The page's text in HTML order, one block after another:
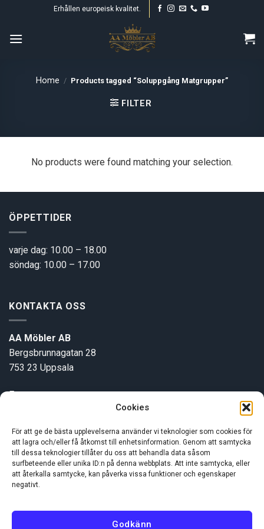
Cookies
För att ge de bästa upplevelserna använder vi teknologier som cookies för
att lagra och/eller få åtkomst till enhetsinformation. Genom att samtycka
till dessa teknologier tillåter du oss att behandla data såsom
surfbeteende eller unika ID:n på denna webbplats. Att inte samtycka, eller
att återkalla samtycke, kan påverka vissa funktioner och egenskaper
negativt.
Godkänn
content
Erhållen europeisk kvalitet.
Home / Products tagged “Soluppgång Matgrupper”
FILTER
No products were found matching your selection.
ÖPPETTIDER
varje dag: 10.00 – 18.00
söndag: 10.00 – 17.00
KONTAKTA OSS
AA Möbler AB
Bergsbrunnagatan 28
753 23 Uppsala
E-post:
INFORMATION
Om oss